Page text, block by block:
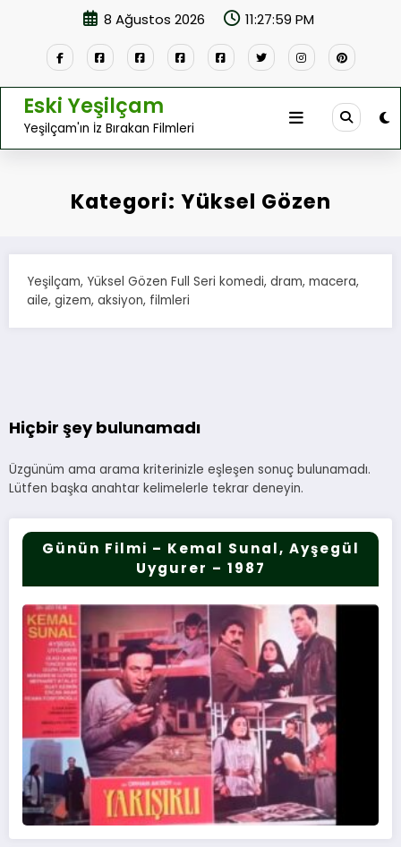
8 Ağustos 2026 11:27:59 PM
Eski Yeşilçam
Yeşilçam'ın İz Bırakan Filmleri
Kategori: Yüksel Gözen
Yeşilçam, Yüksel Gözen Full Seri komedi, dram, macera,
aile, gizem, aksiyon, filmleri
Hiçbir şey bulunamadı
Üzgünüm ama arama kriterinizle eşleşen sonuç bulunamadı.
Lütfen başka anahtar kelimelerle tekrar deneyin.
Günün Filmi – Kemal Sunal, Ayşegül
Uygurer – 1987